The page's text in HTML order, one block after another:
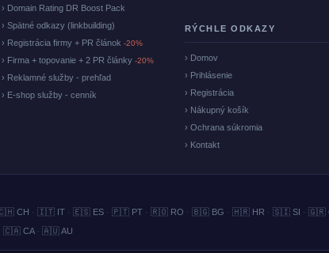
› Domain Rating DR Boost Pack
› Spätné odkazy (linkbuilding)
› Registrácia firmy + PR článok -20%
› Firma + topovanie + 2 PR články -20%
› Reklamné služby - prehľad
› E-shop služby - cenník
RÝCHLE ODKAZY
› Domov
› Prihlásenie
› Registrácia
› Nákupný košík
› Ochrana súkromia
› Kontakt
CH · 🇮🇹 IT · 🇪🇸 ES · 🇵🇹 PT · 🇷🇴 RO · 🇧🇬 BG · 🇭🇷 HR · 🇸🇮 SI · 🇬🇷
🇨🇦 CA · 🇦🇺 AU